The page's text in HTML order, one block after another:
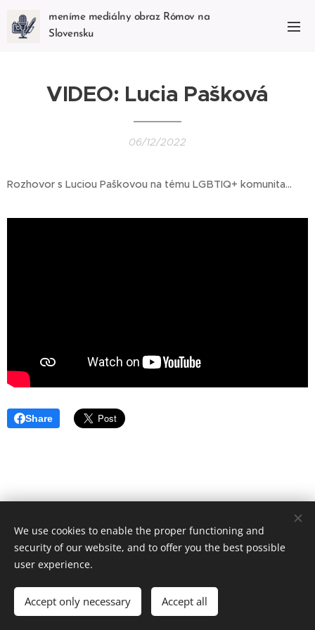
meníme mediálny obraz Rómov na
Slovensku
VIDEO: Lucia Pašková
06/12/2022
Rozhovor s Luciou Paškovou na tému LGBTIQ+ komunita...
Share
© Art Society, 2025
Meníme mediálny obraz Rómov.
We use cookies to enable the proper functioning and
security of our website, and to offer you the best possible
user experience.
Accept only necessary Accept all